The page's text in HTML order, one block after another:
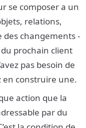
se composer a un
relations,
changements -
prochain client
pas besoin de
en construire une.
action que la
par du